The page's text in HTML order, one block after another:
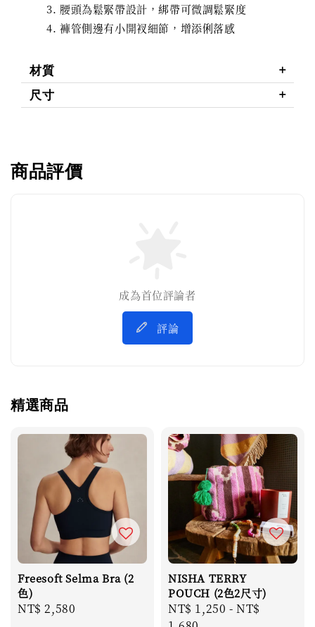
腰頭為鬆緊帶設計，綁帶可微調鬆緊度
褲管側邊有小開衩細節，增添俐落感
材質
尺寸
商品評價
成為首位評論者
評論
精選商品
Freesoft Selma Bra (2
色)
Regular
NT$ 2,580
NISHA TERRY
POUCH (2色2尺寸)
Regular
NT$ 1,250 -NT$